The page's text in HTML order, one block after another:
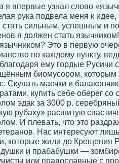
я впервые узнал слово
рука подвела меня к идее,
стать сильным, успешным и
я должен стать
язычником? Это в первую
по каждому пункту,
ему гордые Русичи
биомусором, которым
Скупать маечки и
купить себе оберег со
эдак за 3000 р.
рубаху» расшитую
И плевать, что это
Нас интересуют
которые жили до Крещения
и прабабушки —
или православные с